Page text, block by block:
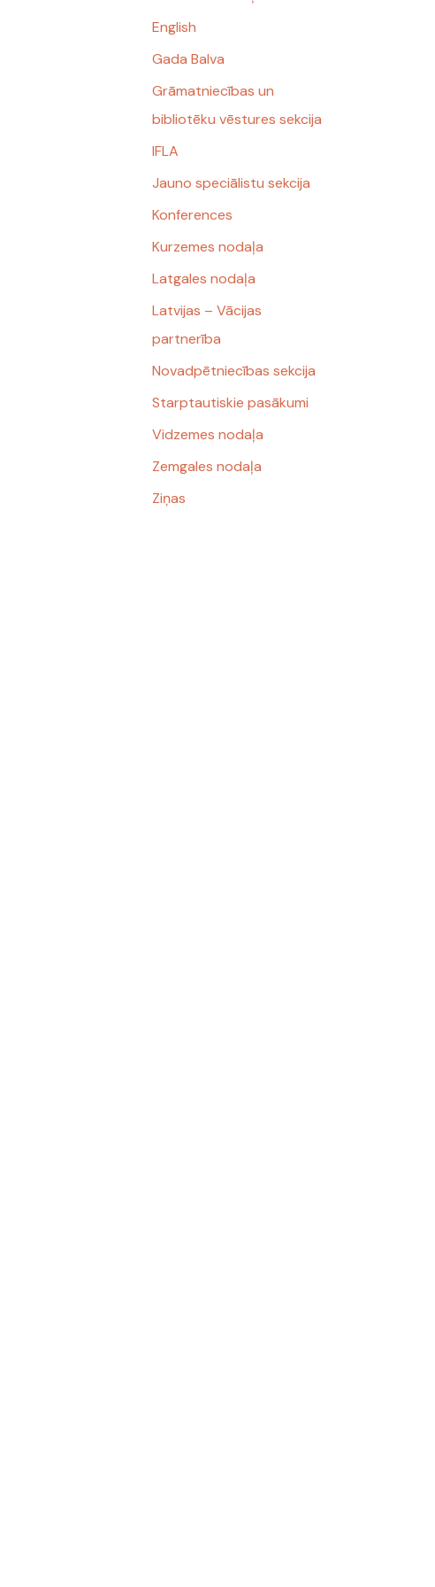
English
Gada Balva
Grāmatniecības un
bibliotēku vēstures sekcija
IFLA
Jauno speciālistu sekcija
Konferences
Kurzemes nodaļa
Latgales nodaļa
Latvijas – Vācijas
partnerība
Novadpētniecības sekcija
Starptautiskie pasākumi
Vidzemes nodaļa
Zemgales nodaļa
Ziņas